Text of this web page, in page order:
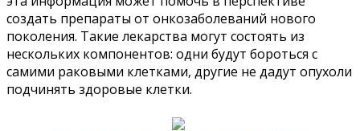
создать препараты от онкозаболеваний нового
поколения. Такие лекарства могут состоять из
нескольких компонентов: одни будут бороться с
самими раковыми клетками, другие не дадут опухоли
подчинять здоровые клетки.